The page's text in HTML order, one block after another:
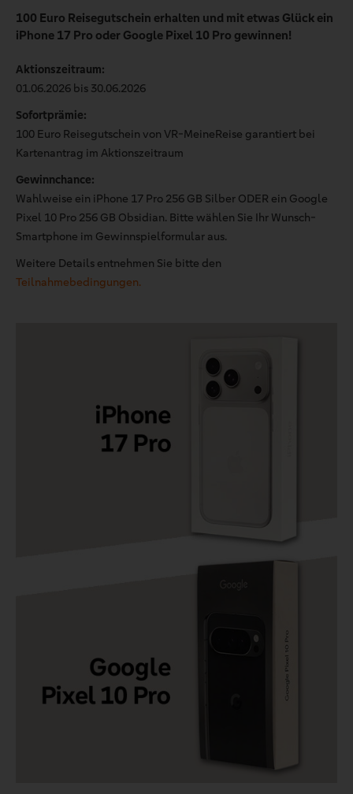
100 Euro Reisegutschein erhalten und mit etwas Glück ein
iPhone 17 Pro oder Google Pixel 10 Pro gewinnen!
Aktionszeitraum:
01.06.2026 bis 30.06.2026
Sofortprämie:
100 Euro Reisegutschein von VR-MeineReise garantiert bei
Kartenantrag im Aktionszeitraum
Gewinnchance:
Wahlweise ein iPhone 17 Pro 256 GB Silber ODER ein Google
Pixel 10 Pro 256 GB Obsidian. Bitte wählen Sie Ihr Wunsch-
Smartphone im Gewinnspielformular aus.
Weitere Details entnehmen Sie bitte den
Teilnahmebedingungen.